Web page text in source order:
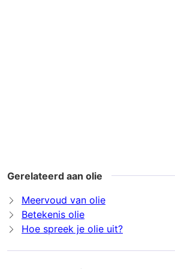
Gerelateerd aan olie
Meervoud van olie
Betekenis olie
Hoe spreek je olie uit?